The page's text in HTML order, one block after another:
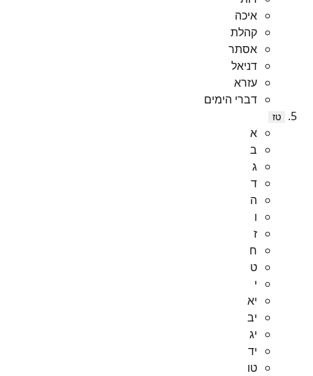
איכה
קהלת
אסתר
דניאל
עזרא
דברי הימים
טז
א
ב
ג
ד
ה
ו
ז
ח
ט
י
יא
יב
יג
יד
טו